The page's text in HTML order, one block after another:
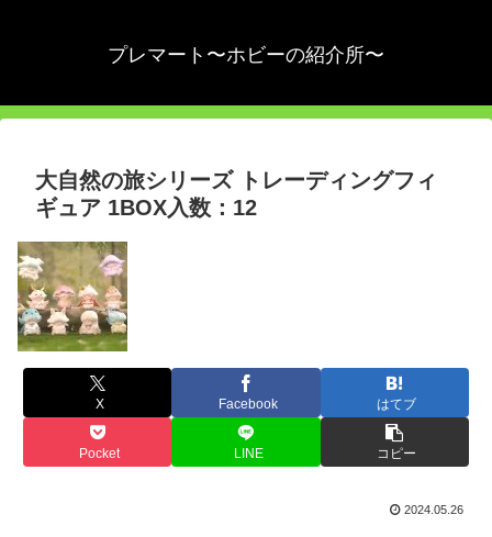
プレマート〜ホビーの紹介所〜
大自然の旅シリーズ トレーディングフィ
ギュア 1BOX入数：12
X Facebook はてブ
Pocket LINE コピー
2024.05.26